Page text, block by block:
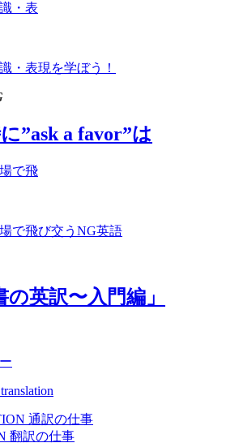
・表
・表現を学ぼう！
”ask a favor”は
で飛
で飛び交うNG英語
の英訳〜入門編」
通訳の仕事
翻訳の仕事